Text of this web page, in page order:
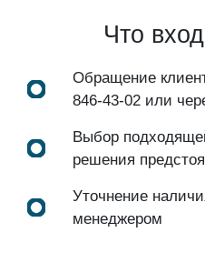
Что
Обращение
846-43-02 или
Выбор
решения
Уточнение
менеджером